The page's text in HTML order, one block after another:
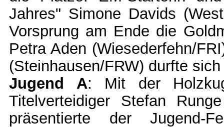
Jahres" Simone Davids
Vorsprung am Ende die
Petra Aden (Wiesederfehn/
(Steinhausen/FRW) durfte
Jugend A: Mit der
Titelverteidiger Stefan
präsentierte der Jugend-